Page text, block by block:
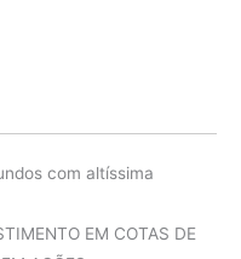
com altíssima
EM COTAS DE